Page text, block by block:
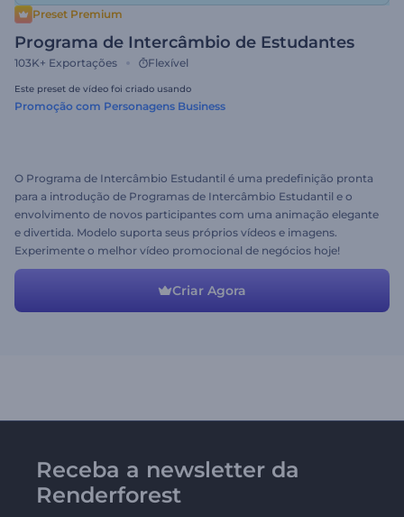
Preset Premium
Programa de Intercâmbio de Estudantes
103K+ Exportações Flexível
Este preset de vídeo foi criado usando
Promoção com Personagens Business
O Programa de Intercâmbio Estudantil é uma predefinição pronta
para a introdução de Programas de Intercâmbio Estudantil e o
envolvimento de novos participantes com uma animação elegante
e divertida. Modelo suporta seus próprios vídeos e imagens.
Experimente o melhor vídeo promocional de negócios hoje!
Criar Agora
Receba a newsletter da
Renderforest